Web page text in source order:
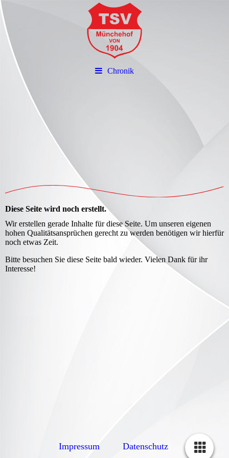
Chronik
Diese Seite wird noch erstellt.
Wir erstellen gerade Inhalte für diese Seite. Um unseren eigenen
hohen Qualitätsansprüchen gerecht zu werden benötigen wir hierfür
noch etwas Zeit.
Bitte besuchen Sie diese Seite bald wieder. Vielen Dank für ihr
Interesse!
Impressum Datenschutz